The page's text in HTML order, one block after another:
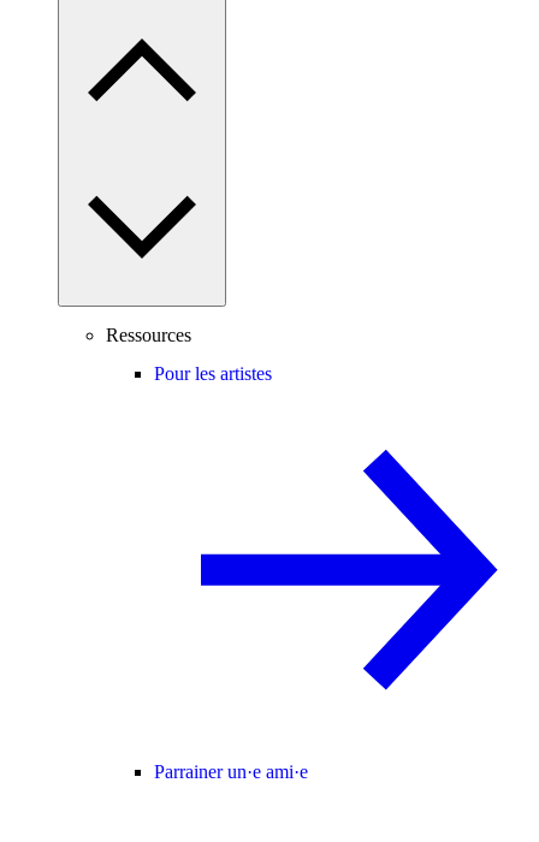
Ressources
Pour les artistes
Parrainer un·e ami·e